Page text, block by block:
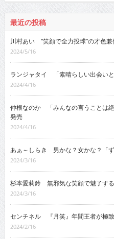
最近の投稿
川村あい “笑顔で全力投球”の才色
2024/5/16
ランジャタイ 「素晴らしい出会い
2024/4/16
仲根なのか 「みんなの言うことは
発売
2024/4/16
あぁ～しらき 男かな？女かな？「ず
2024/3/16
杉本愛莉鈴 無邪気な笑顔で魅了する
2024/3/16
センチネル 『月笑』年間王者が極
2024/2/16